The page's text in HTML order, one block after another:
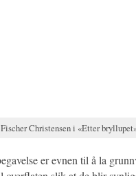
Christensen i «Etter
er evnen til å la